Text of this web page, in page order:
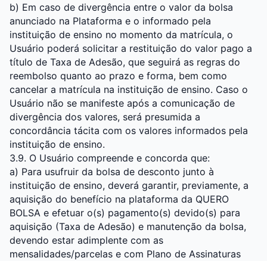
b) Em caso de divergência entre o valor da bolsa
anunciado na Plataforma e o informado pela
instituição de ensino no momento da matrícula, o
Usuário poderá solicitar a restituição do valor pago a
título de Taxa de Adesão, que seguirá as regras do
reembolso quanto ao prazo e forma, bem como
cancelar a matrícula na instituição de ensino. Caso o
Usuário não se manifeste após a comunicação de
divergência dos valores, será presumida a
concordância tácita com os valores informados pela
instituição de ensino.
3.9. O Usuário compreende e concorda que:
a) Para usufruir da bolsa de desconto junto à
instituição de ensino, deverá garantir, previamente, a
aquisição do benefício na plataforma da QUERO
BOLSA e efetuar o(s) pagamento(s) devido(s) para
aquisição (Taxa de Adesão) e manutenção da bolsa,
devendo estar adimplente com as
mensalidades/parcelas e com Plano de Assinaturas